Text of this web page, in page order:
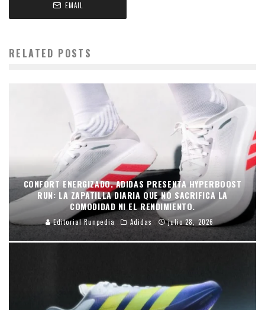
EMAIL
RELATED POSTS
CONFORT ENERGIZADO. ADIDAS PRESENTA HYPERBOOST
RUN: LA ZAPATILLA DIARIA QUE NO SACRIFICA LA
COMODIDAD NI EL RENDIMIENTO.
Editorial Runpedia Adidas julio 28, 2026